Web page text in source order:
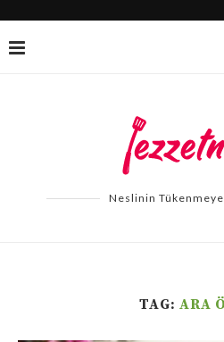
Neslinin
TAG: ARA